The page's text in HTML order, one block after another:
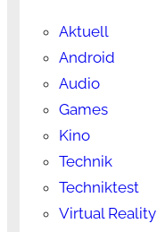
Aktuell
Android
Audio
Games
Kino
Technik
Techniktest
Virtual Reality